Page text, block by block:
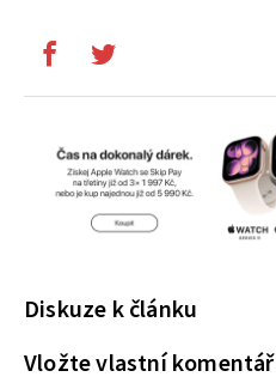
Diskuze k článku
Vložte vlastní komentář